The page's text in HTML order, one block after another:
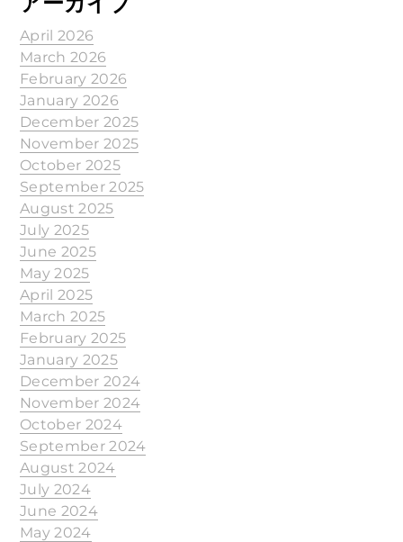
April 2026
March 2026
February 2026
January 2026
December 2025
November 2025
October 2025
September 2025
August 2025
July 2025
June 2025
May 2025
April 2025
March 2025
February 2025
January 2025
December 2024
November 2024
October 2024
September 2024
August 2024
July 2024
June 2024
May 2024